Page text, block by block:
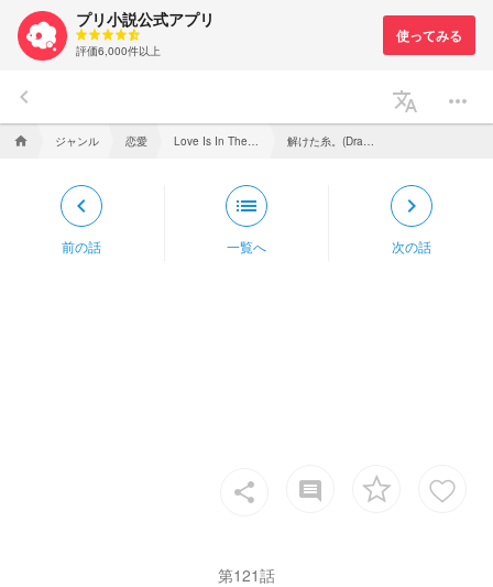
プリ小説公式アプリ
評価6,000件以上
keyboard_arrow_left translate more_horiz
home ジャンル 恋愛 Love Is In The Air . 解けた糸。(Draco.M)
keyboard_arrow_left
前の話
list
一覧へ
keyboard_arrow_right
次の話
share insert_comment
第121話